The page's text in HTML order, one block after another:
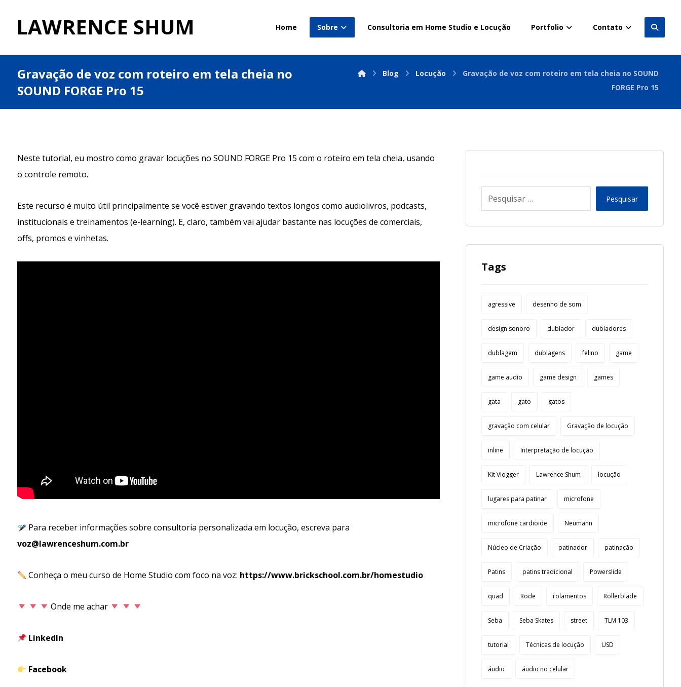
LAWRENCE SHUM Home Sobre Consultoria em Home Studio e Locução Portfolio Contato
Gravação de voz com roteiro em tela cheia no
SOUND FORGE Pro 15
Blog Locução
Gravação de voz com roteiro em tela cheia no SOUND
FORGE Pro 15
Neste tutorial, eu mostro como gravar locuções no SOUND FORGE Pro 15 com o roteiro em tela cheia, usando
o controle remoto.
Este recurso é muito útil principalmente se você estiver gravando textos longos como audiolivros, podcasts,
institucionais e treinamentos (e-learning). E, claro, também vai ajudar bastante nas locuções de comerciais,
offs, promos e vinhetas.
Para receber informações sobre consultoria personalizada em locução, escreva para
voz@lawrenceshum.com.br
Conheça o meu curso de Home Studio com foco na voz: https://www.brickschool.com.br/homestudio
Onde me achar
LinkedIn
Facebook
Pesquisar
Tags
agressive desenho de som
design sonoro dublador dubladores
dublagem dublagens felino game
game audio game design games
gata gato gatos
gravação com celular Gravação de locução
inline Interpretação de locução
Kit Vlogger Lawrence Shum locução
lugares para patinar microfone
microfone cardioide Neumann
Núcleo de Criação patinador patinação
Patins patins tradicional Powerslide
quad Rode rolamentos Rollerblade
Seba Seba Skates street TLM 103
tutorial Técnicas de locução USD
áudio áudio no celular